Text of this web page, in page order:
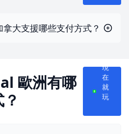
大支援哪些支付方式？
歐洲有哪
現
在
就
玩